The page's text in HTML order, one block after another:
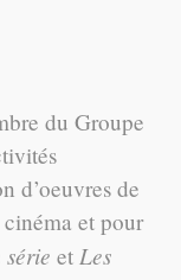
du Groupe
d’oeuvres de
et pour
etLes